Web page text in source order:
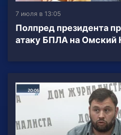
7 июля в 13:05
Полпред президента
атаку БПЛА на Омский